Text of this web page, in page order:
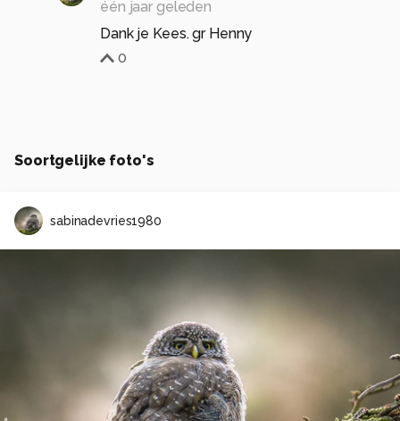
één jaar geleden
Dank je Kees. gr Henny
0
Soortgelijke foto's
sabinadevries1980